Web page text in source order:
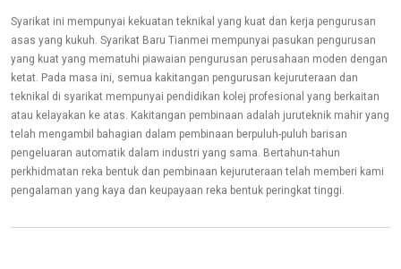
Syarikat ini mempunyai kekuatan teknikal yang kuat dan kerja pengurusan
asas yang kukuh. Syarikat Baru Tianmei mempunyai pasukan pengurusan
yang kuat yang mematuhi piawaian pengurusan perusahaan moden dengan
ketat. Pada masa ini, semua kakitangan pengurusan kejuruteraan dan
teknikal di syarikat mempunyai pendidikan kolej profesional yang berkaitan
atau kelayakan ke atas. Kakitangan pembinaan adalah juruteknik mahir yang
telah mengambil bahagian dalam pembinaan berpuluh-puluh barisan
pengeluaran automatik dalam industri yang sama. Bertahun-tahun
perkhidmatan reka bentuk dan pembinaan kejuruteraan telah memberi kami
pengalaman yang kaya dan keupayaan reka bentuk peringkat tinggi.